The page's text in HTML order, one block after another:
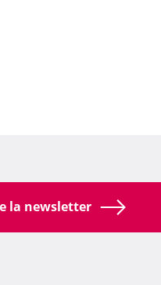
la newsletter